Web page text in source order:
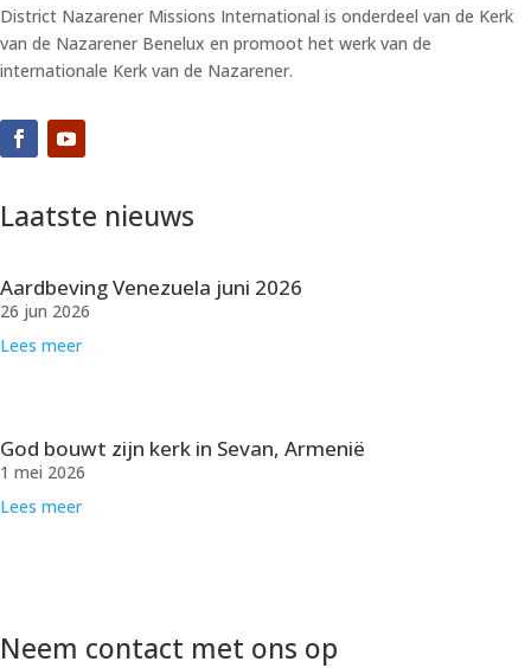
District Nazarener Missions International is onderdeel van de Kerk
van de Nazarener Benelux en promoot het werk van de
internationale Kerk van de Nazarener.
Laatste nieuws
Aardbeving Venezuela juni 2026
26 jun 2026
Lees meer
God bouwt zijn kerk in Sevan, Armenië
1 mei 2026
Lees meer
Neem contact met ons op